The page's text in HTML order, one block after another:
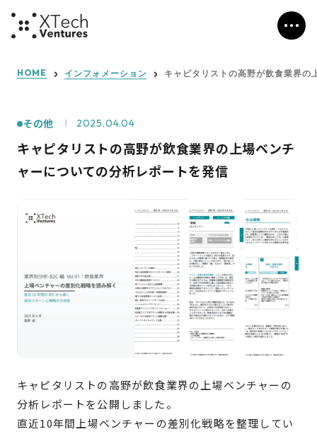
HOME インフォメーション キャピタリストの高野が飲食業界の
その他 2025.04.04
キャピタリストの高野が飲食業界の上場ベンチ
ャーについての分析レポートを発信
キャピタリストの高野が飲食業界の上場ベンチャーの
分析レポートを公開しました。
直近10年間上場ベンチャーの差別化戦略を整理してい